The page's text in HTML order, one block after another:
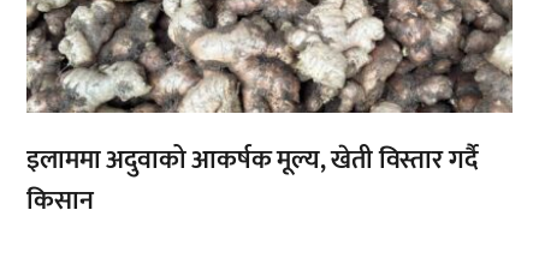
इलाममा अदुवाको आकर्षक मूल्य, खेती विस्तार गर्दै
किसान